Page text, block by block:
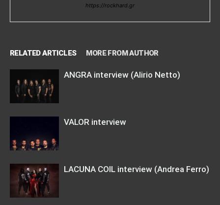
https://rockhard.gr
RELATED ARTICLES MORE FROM AUTHOR
ANGRA interview (Alirio Netto)
VALOR interview
LACUNA COIL interview (Andrea Ferro)